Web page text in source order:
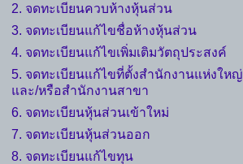
2. จดทะเบียนควบห้างหุ้นส่วน
3. จดทะเบียนแก้ไขชื่อห้างหุ้นส่วน
4. จดทะเบียนแก้ไขเพิ่มเติมวัตถุประสงค์
5. จดทะเบียนแก้ไขที่ตั้งสำนักงานแห่งใหญ่
และ/หรือสำนักงานสาขา
6. จดทะเบียนหุ้นส่วนเข้าใหม่
7. จดทะเบียนหุ้นส่วนออก
8. จดทะเบียนแก้ไขทุน